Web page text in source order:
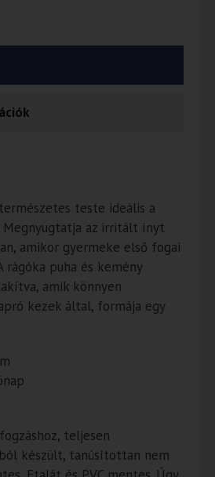
teste ideális a
Megnyugtatja az irritált ínyt
amikor gyermeke első fogai
rágóka puha és kemény
amik könnyen
kezek által, formája egy
teljesen
készült, tanúsítottan nem